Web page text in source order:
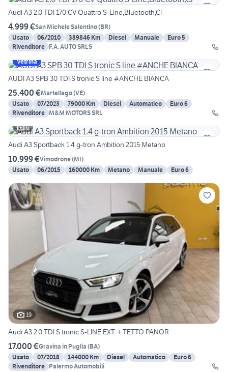
Audi A3 2.0 TDI 170 CV Quattro S-Line,Bluetooth,Cl
4.999 €San Michele Salentino(BR)
Usato
06/2010 389846 Km Diesel Manuale
Euro 5
Rivenditore F.A. AUTO SRLS
Vetrina
AUDI A3 SPB 30 TDI S tronic S line #ANCHE BIANCA
25.400 €Martellago(VE)
Usato
07/2023 79000 Km Diesel Automatico
Euro 6
Rivenditore M&M MOTORS SRL
6
Audi A3 Sportback 1.4 g-tron Ambition 2015 Metano
10.999 €Vimodrone(MI)
Usato
06/2015 160000 Km Metano Manuale Euro 6
19
Audi A3 2.0 TDI S tronic S-LINE EXT. + TETTO PANOR
17.000 €Gravina in Puglia (BA)
Usato
07/2018 144000 Km Diesel Automatico
Euro 6
Rivenditore Palermo Automobili